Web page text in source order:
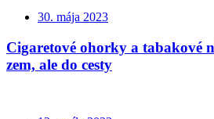
30. mája 2023
Cigaretové ohorky a tabakové
zem, ale do cesty